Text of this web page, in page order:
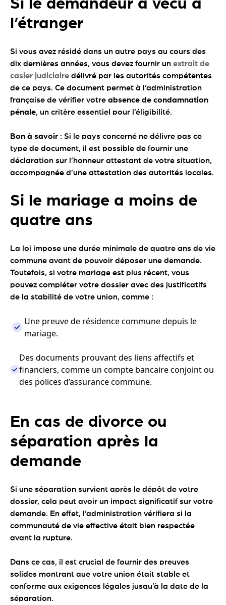
Si le demandeur a vécu à
l’étranger
Si vous avez résidé dans un autre pays au cours des
dix dernières années, vous devez fournir un extrait de
casier judiciaire délivré par les autorités compétentes
de ce pays. Ce document permet à l’administration
française de vérifier votre absence de condamnation
pénale, un critère essentiel pour l’éligibilité.
Bon à savoir : Si le pays concerné ne délivre pas ce
type de document, il est possible de fournir une
déclaration sur l’honneur attestant de votre situation,
accompagnée d’une attestation des autorités locales.
Si le mariage a moins de
quatre ans
La loi impose une durée minimale de quatre ans de vie
commune avant de pouvoir déposer une demande.
Toutefois, si votre mariage est plus récent, vous
pouvez compléter votre dossier avec des justificatifs
de la stabilité de votre union, comme :
Une preuve de résidence commune depuis le
mariage.
Des documents prouvant des liens affectifs et
financiers, comme un compte bancaire conjoint ou
des polices d’assurance commune.
En cas de divorce ou
séparation après la
demande
Si une séparation survient après le dépôt de votre
dossier, cela peut avoir un impact significatif sur votre
demande. En effet, l’administration vérifiera si la
communauté de vie effective était bien respectée
avant la rupture.
Dans ce cas, il est crucial de fournir des preuves
solides montrant que votre union était stable et
conforme aux exigences légales jusqu’à la date de la
séparation.